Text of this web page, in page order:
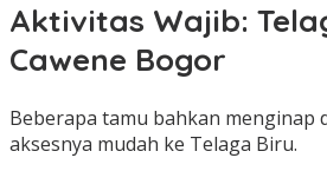
Aktivitas Wajib:
Cawene Bogor
Beberapa tamu bahkan menginap
aksesnya mudah ke Telaga Biru.